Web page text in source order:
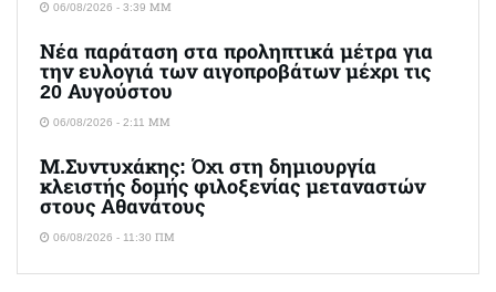
06/08/2026 - 3:39 ΜΜ
Νέα παράταση στα προληπτικά μέτρα για
την ευλογιά των αιγοπροβάτων μέχρι τις
20 Αυγούστου
06/08/2026 - 2:11 ΜΜ
Μ.Συντυχάκης: Όχι στη δημιουργία
κλειστής δομής φιλοξενίας μεταναστών
στους Αθανάτους
06/08/2026 - 11:30 ΠΜ